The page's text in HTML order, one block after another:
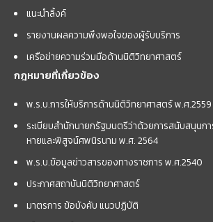
แนะนำลิ้งค์
รายงานผลความพึงพอใจของผู้รับบริการ
เครือข่ายความร่วมมือด้านนิติวิทยาศาสตร์
กฎหมายที่เกี่ยวข้อง
พ.ร.บ.การให้บริการด้านนิติวิทยาศาสตร์ พ.ศ
ระเบียบสำนักนายกรัฐมนตรีว่าด้วยการสนับสนุน
หายและพิสูจน์ศพนิรนาม พ.ศ. 2564
พ.ร.บ.ข้อมูลข่าวสารของทางราชการ พ.ศ.2540
ประกาศสถาบันนิติวิทยาศาสตร์
มาตรการ ข้อบังคับ แนวปฏิบัติ